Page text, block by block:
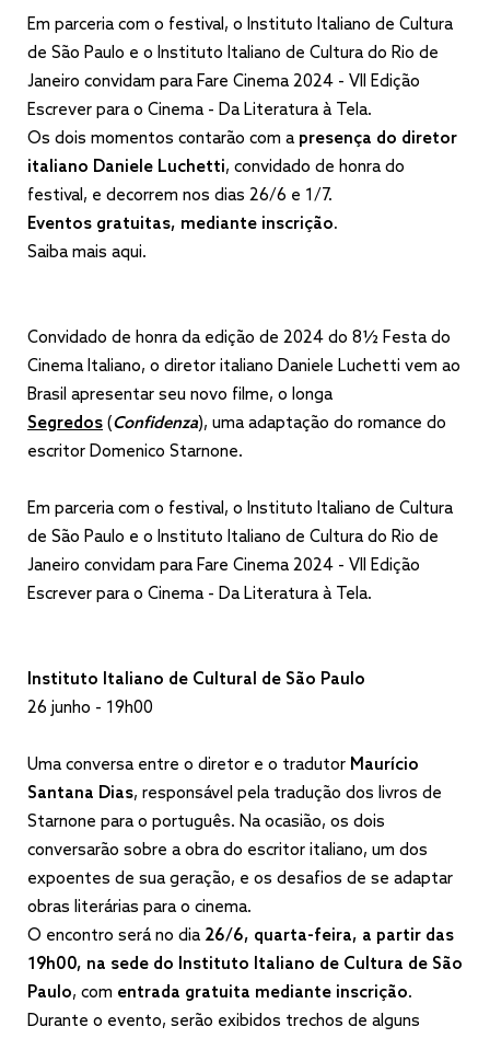
Em parceria com o festival, o Instituto Italiano de Cultura
de São Paulo e o Instituto Italiano de Cultura do Rio de
Janeiro convidam para Fare Cinema 2024 - VII Edição
Escrever para o Cinema - Da Literatura à Tela.
Os dois momentos contarão com a presença do diretor
italiano Daniele Luchetti, convidado de honra do
festival, e decorrem nos dias 26/6 e 1/7.
Eventos gratuitas, mediante inscrição.
Saiba mais aqui.
Convidado de honra da edição de 2024 do 8½ Festa do
Cinema Italiano, o diretor italiano Daniele Luchetti vem ao
Brasil apresentar seu novo filme, o longa
Segredos (Confidenza), uma adaptação do romance do
escritor Domenico Starnone.
Em parceria com o festival, o Instituto Italiano de Cultura
de São Paulo e o Instituto Italiano de Cultura do Rio de
Janeiro convidam para Fare Cinema 2024 - VII Edição
Escrever para o Cinema - Da Literatura à Tela.
Instituto Italiano de Cultural de São Paulo
26 junho - 19h00
Uma conversa entre o diretor e o tradutor Maurício
Santana Dias, responsável pela tradução dos livros de
Starnone para o português. Na ocasião, os dois
conversarão sobre a obra do escritor italiano, um dos
expoentes de sua geração, e os desafios de se adaptar
obras literárias para o cinema.
O encontro será no dia 26/6, quarta-feira, a partir das
19h00, na sede do Instituto Italiano de Cultura de São
Paulo, com entrada gratuita mediante inscrição.
Durante o evento, serão exibidos trechos de alguns